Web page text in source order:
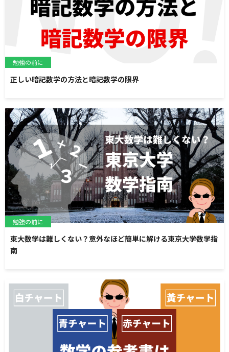
正しい暗記数学の方法と暗記数学の限界
勉強の前に
東大数学は難しくない？意外なほど簡単に解ける東京大学数学指
南
勉強の前に